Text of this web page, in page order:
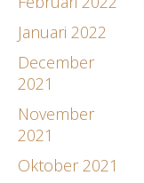
Januari 2022
December
2021
November
2021
Oktober 2021